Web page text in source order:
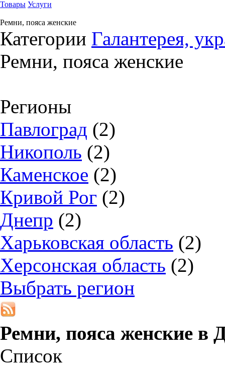
Товары Услуги
Ремни, пояса женские
Категории Галантерея,
Ремни, пояса женские
Регионы
Павлоград (2)
Никополь (2)
Каменское (2)
Кривой Рог (2)
Днепр (2)
Харьковская область (2)
Херсонская область (2)
Выбрать регион
Ремни, пояса женские в
Список